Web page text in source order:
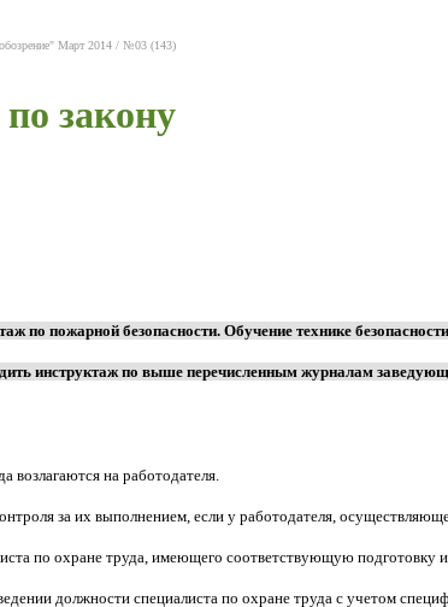
Март 2014 / №03 (143)
закону
пожарной безопасности. Обучение технике
инструктаж по выше перечисленным журналам
на работодателя.
за их выполнением, если у работодателя,
по охране труда, имеющего соответствующую подготовку
должности специалиста по охране труда с учетом